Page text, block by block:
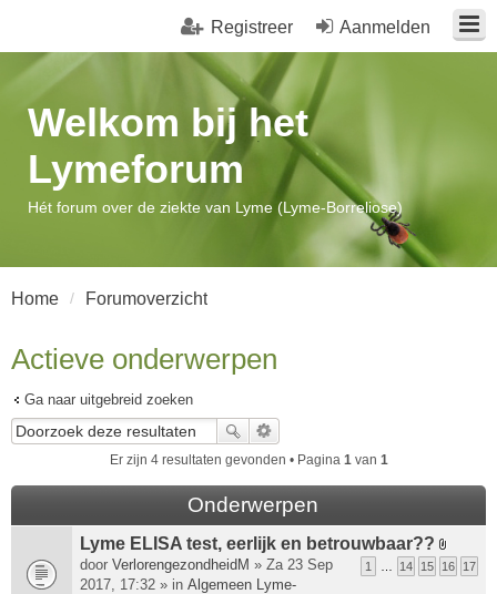
Aanmelden
Registreer
Welkom bij het
Lymeforum
Hét forum over de ziekte van Lyme (Lyme-Borreliose)
Home Forumoverzicht
Actieve onderwerpen
Ga naar uitgebreid zoeken
Er zijn 4 resultaten gevonden • Pagina 1 van 1
Onderwerpen
Lyme ELISA test, eerlijk en betrouwbaar??
B
i
1 … 14 15 16 17
door VerlorengezondheidM » Za 23 Sep
2017, 17:32 » in Algemeen Lyme-